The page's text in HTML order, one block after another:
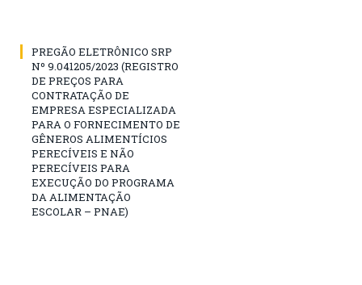
PREGÃO ELETRÔNICO SRP
Nº 9.041205/2023 (REGISTRO
DE PREÇOS PARA
CONTRATAÇÃO DE
EMPRESA ESPECIALIZADA
PARA O FORNECIMENTO DE
GÊNEROS ALIMENTÍCIOS
PERECÍVEIS E NÃO
PERECÍVEIS PARA
EXECUÇÃO DO PROGRAMA
DA ALIMENTAÇÃO
ESCOLAR – PNAE)